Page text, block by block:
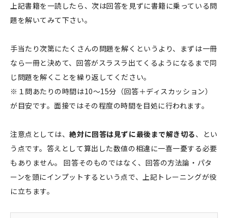
上記書籍を一読したら、次は回答を見ずに書籍に乗っている問
題を解いてみて下さい。
手当たり次第にたくさんの問題を解くというより、まずは一冊
なら一冊と決めて、回答がスラスラ出てくるようになるまで同
じ問題を解くことを繰り返してください。
※１問あたりの時間は10～15分（回答＋ディスカッション）
が目安です。面接ではその程度の時間を目処に行われます。
注意点としては、絶対に回答は見ずに最後まで解き切る、とい
う点です。答えとして算出した数値の相違に一喜一憂する必要
もありません。 回答そのものではなく、回答の方法論・パタ
ーンを頭にインプットするという点で、上記トレーニングが役
に立ちます。